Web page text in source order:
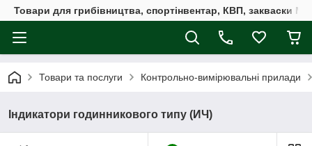
Товари для грибівництва, спортінвентар, КВП, закваски
Товари та послуги Контрольно-вимірювальні прилади
Індикатори годинникового типу (ИЧ)